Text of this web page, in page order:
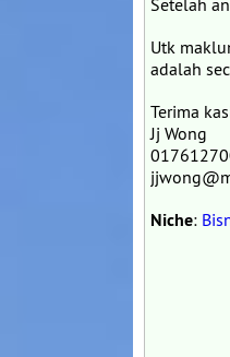
Setelah
Utk
adalah
Terima
Jj Wong
Niche: